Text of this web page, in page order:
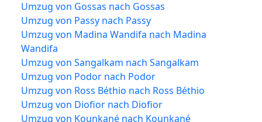
Umzug von Gossas nach Gossas
Umzug von Passy nach Passy
Umzug von Madina Wandifa nach Madina
Wandifa
Umzug von Sangalkam nach Sangalkam
Umzug von Podor nach Podor
Umzug von Ross Béthio nach Ross Béthio
Umzug von Diofior nach Diofior
Umzug von Kounkané nach Kounkané